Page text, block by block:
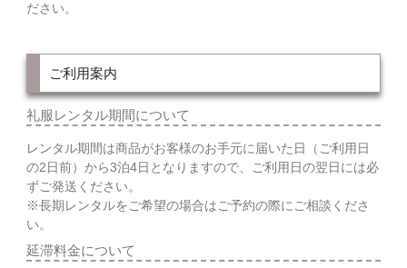
ださい。
ご利用案内
礼服レンタル期間について
レンタル期間は商品がお客様のお手元に届いた日（ご利用日
の2日前）から3泊4日となりますので、ご利用日の翌日には必
ずご発送ください。
※長期レンタルをご希望の場合はご予約の際にご相談くださ
い。
延滞料金について